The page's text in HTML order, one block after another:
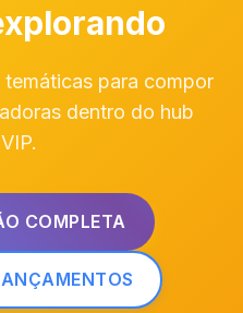
para compor
dentro do hub
COMPLETA